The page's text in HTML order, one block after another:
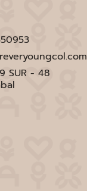
SUR - 48